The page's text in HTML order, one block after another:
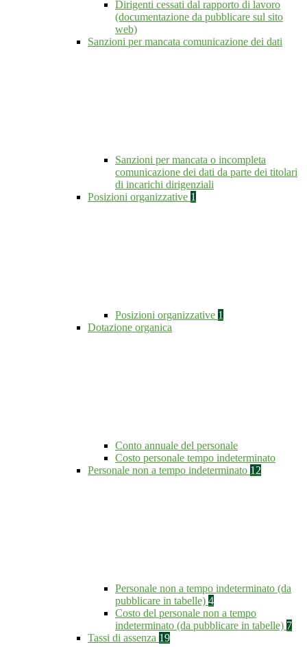
Dirigenti cessati dal rapporto di lavoro
(documentazione da pubblicare sul sito
web)
Sanzioni per mancata comunicazione dei dati
Sanzioni per mancata o incompleta
comunicazione dei dati da parte dei titolari
di incarichi dirigenziali
Posizioni organizzative 1
Posizioni organizzative 1
Dotazione organica
Conto annuale del personale
Costo personale tempo indeterminato
Personale non a tempo indeterminato 12
Personale non a tempo indeterminato (da
pubblicare in tabelle) 4
Costo del personale non a tempo
indeterminato (da pubblicare in tabelle) 7
Tassi di assenza 19